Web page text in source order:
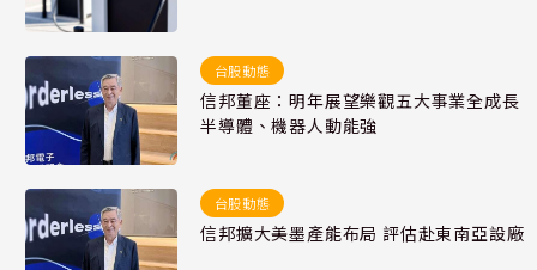
台股動態
信邦董座：明年展望樂觀五大事業全成長
半導體、機器人動能強
台股動態
信邦擴大美墨產能布局 評估赴東南亞設廠